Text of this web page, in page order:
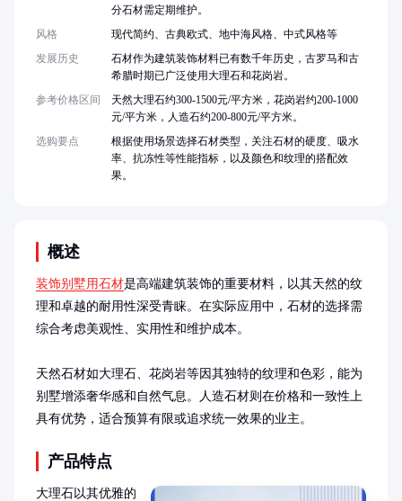
概述
装饰别墅用石材是高端建筑装饰的重要材料，以其天然的纹
理和卓越的耐用性深受青睐。在实际应用中，石材的选择需
综合考虑美观性、实用性和维护成本。
天然石材如大理石、花岗岩等因其独特的纹理和色彩，能为
别墅增添奢华感和自然气息。人造石材则在价格和一致性上
具有优势，适合预算有限或追求统一效果的业主。
产品特点
大理石以其优雅的
分石材需定期维护。
风格
现代简约、古典欧式、地中海风格、中式风格等
发展历史
石材作为建筑装饰材料已有数千年历史，古罗马和古
希腊时期已广泛使用大理石和花岗岩。
参考价格区间
天然大理石约300-1500元/平方米，花岗岩约200-1000
元/平方米，人造石约200-800元/平方米。
选购要点
根据使用场景选择石材类型，关注石材的硬度、吸水
率、抗冻性等性能指标，以及颜色和纹理的搭配效
果。